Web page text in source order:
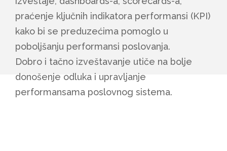
praćenje ključnih indikatora performansi (KPI)
kako bi se preduzećima pomoglo u
poboljšanju performansi poslovanja.
Dobro i tačno izveštavanje utiče na bolje
donošenje odluka i upravljanje
performansama poslovnog sistema.